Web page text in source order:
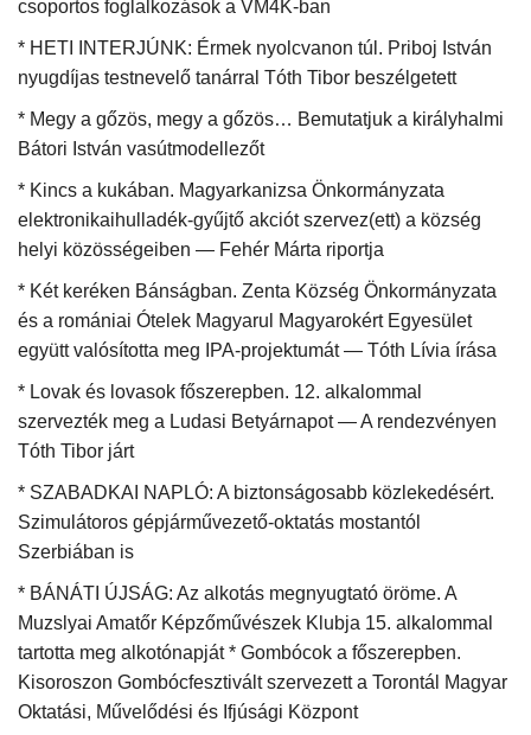
csoportos foglalkozások a VM4K-ban
* HETI INTERJÚNK: Érmek nyolcvanon túl. Priboj István
nyugdíjas testnevelő tanárral Tóth Tibor beszélgetett
* Megy a gőzös, megy a gőzös… Bemutatjuk a királyhalmi
Bátori István vasútmodellezőt
* Kincs a kukában. Magyarkanizsa Önkormányzata
elektronikaihulladék-gyűjtő akciót szervez(ett) a község
helyi közösségeiben — Fehér Márta riportja
* Két keréken Bánságban. Zenta Község Önkormányzata
és a romániai Ótelek Magyarul Magyarokért Egyesület
együtt valósította meg IPA-projektumát — Tóth Lívia írása
* Lovak és lovasok főszerepben. 12. alkalommal
szervezték meg a Ludasi Betyárnapot — A rendezvényen
Tóth Tibor járt
* SZABADKAI NAPLÓ: A biztonságosabb közlekedésért.
Szimulátoros gépjárművezető-oktatás mostantól
Szerbiában is
* BÁNÁTI ÚJSÁG: Az alkotás megnyugtató öröme. A
Muzslyai Amatőr Képzőművészek Klubja 15. alkalommal
tartotta meg alkotónapját * Gombócok a főszerepben.
Kisoroszon Gombócfesztivált szervezett a Torontál Magyar
Oktatási, Művelődési és Ifjúsági Központ